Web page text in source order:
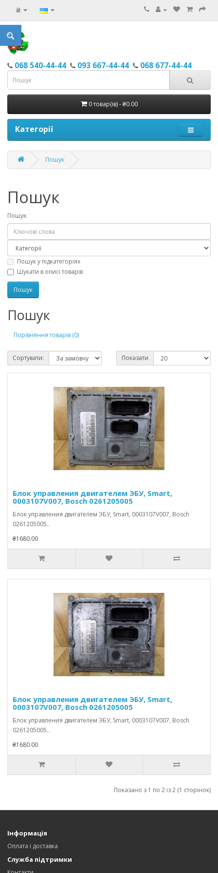
₴
068 540-44-44 093 667-44-44 068 677-44-44
0 товар(ів) - ₴0.00
Категорії
Пошук
Пошук
Пошук:
Пошук у підкатегоріях
Шукати в описі товарів
Пошук
Порівняння товарів (0)
Сортувати: Показати
Блок управления двигателем ЭБУ, Smart,
0003107V007, Bosch 0261205005
Блок управления двигателем ЭБУ, Smart, 0003107V007, Bosch
0261205005..
₴1680.00
Блок управления двигателем ЭБУ, Smart,
0003107V007, Bosch 0261205005
Блок управления двигателем ЭБУ, Smart, 0003107V007, Bosch
0261205005..
₴1680.00
Показано з 1 по 2 із 2 (1 сторінок)
Інформація
Оплата і доставка
Служба підтримки